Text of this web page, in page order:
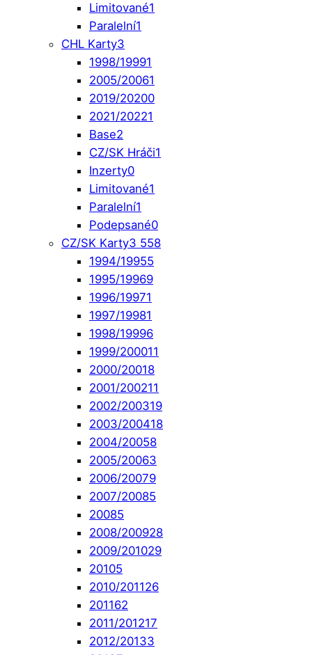
Limitované1
Paralelní1
CHL Karty3
1998/19991
2005/20061
2019/20200
2021/20221
Base2
CZ/SK Hráči1
Inzerty0
Limitované1
Paralelní1
Podepsané0
CZ/SK Karty3 558
1994/19955
1995/19969
1996/19971
1997/19981
1998/19996
1999/200011
2000/20018
2001/200211
2002/200319
2003/200418
2004/20058
2005/20063
2006/20079
2007/20085
20085
2008/200928
2009/201029
20105
2010/201126
201162
2011/201217
2012/20133